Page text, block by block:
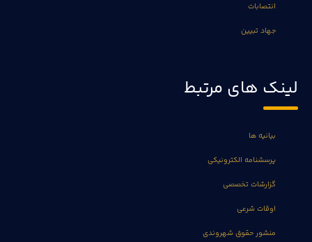
انتصابات
جهاد تبیین
لینک های مرتبط
بیانیه ها
پرسشنامه الکترونیکی
گزارشات تخصصی
اوقات شرعی
منشور حقوق شهروندی